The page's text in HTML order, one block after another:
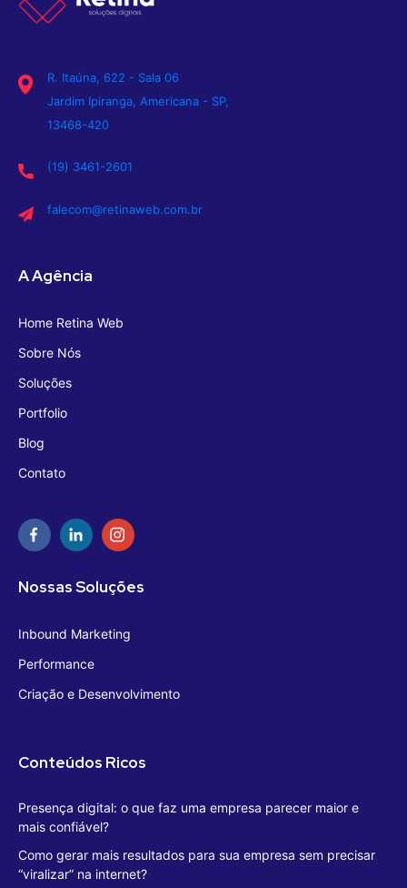
R. Itaúna, 622 - Sala 06
Jardim Ipiranga, Americana - SP,
13468-420
(19) 3461-2601
falecom@retinaweb.com.br
A Agência
Home Retina Web
Sobre Nós
Soluções
Portfolio
Blog
Contato
Nossas Soluções
Inbound Marketing
Performance
Criação e Desenvolvimento
Conteúdos Ricos
Presença digital: o que faz uma empresa parecer maior e
mais confiável?
Como gerar mais resultados para sua empresa sem precisar
“viralizar” na internet?